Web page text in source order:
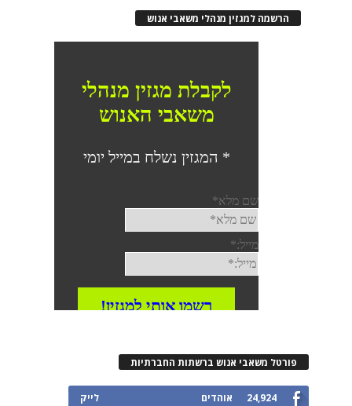
הרשמה למגזין מנהלי משאבי אנוש
פורטל משאבי אנוש ברשתות החברתיות
24,924 אוהדים לייק